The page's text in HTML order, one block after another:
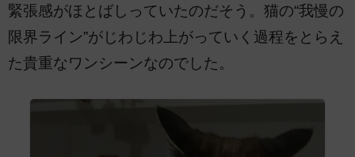
緊張感がほとばしっていたのだそう。猫の“我慢の
限界ライン”がじわじわ上がっていく過程をとらえ
た貴重なワンシーンなのでした。